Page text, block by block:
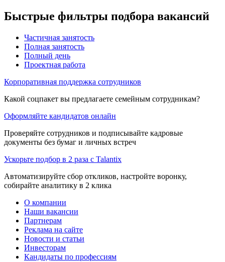
Быстрые фильтры подбора вакансий
Частичная занятость
Полная занятость
Полный день
Проектная работа
Корпоративная поддержка сотрудников
Какой соцпакет вы предлагаете семейным сотрудникам?
Оформляйте кандидатов онлайн
Проверяйте сотрудников и подписывайте кадровые
документы без бумаг и личных встреч
Ускорьте подбор в 2 раза с Talantix
Автоматизируйте сбор откликов, настройте воронку,
собирайте аналитику в 2 клика
О компании
Наши вакансии
Партнерам
Реклама на сайте
Новости и статьи
Инвесторам
Кандидаты по профессиям